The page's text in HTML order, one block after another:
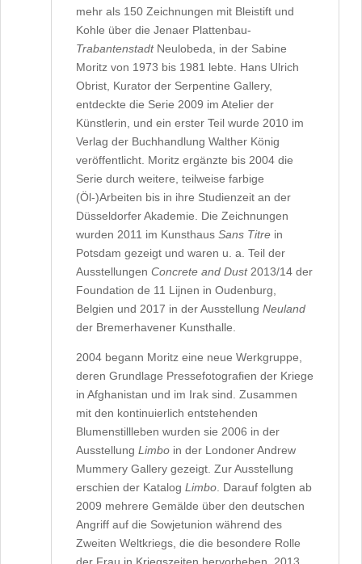
mehr als 150 Zeichnungen mit Bleistift und
Kohle über die Jenaer Plattenbau-
TrabantenstadtNeulobeda, in der Sabine
Moritz von 1973 bis 1981 lebte. Hans Ulrich
Obrist, Kurator der Serpentine Gallery,
entdeckte die Serie 2009 im Atelier der
Künstlerin, und ein erster Teil wurde 2010 im
Verlag der Buchhandlung Walther König
veröffentlicht. Moritz ergänzte bis 2004 die
Serie durch weitere, teilweise farbige
(Öl-)Arbeiten bis in ihre Studienzeit an der
Düsseldorfer Akademie. Die Zeichnungen
wurden 2011 im KunsthausSans Titre in
Potsdam gezeigt und waren u. a. Teil der
AusstellungenConcrete and Dust2013/14 der
Foundation de 11 Lijnen in Oudenburg,
Belgien und 2017 in der AusstellungNeuland
der Bremerhavener Kunsthalle.
2004 begann Moritz eine neue Werkgruppe,
deren Grundlage Pressefotografien der Kriege
in Afghanistan und im Irak sind. Zusammen
mit den kontinuierlich entstehenden
Blumenstillleben wurden sie 2006 in der
AusstellungLimbo in der Londoner Andrew
Mummery Gallery gezeigt. Zur Ausstellung
erschien der KatalogLimbo . Darauf folgten ab
2009 mehrere Gemälde über den deutschen
Angriff auf die Sowjetunion während des
Zweiten Weltkriegs, die die besondere Rolle